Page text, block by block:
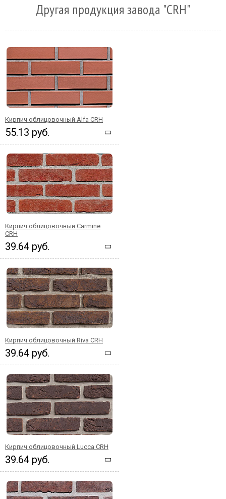
Другая продукция завода "CRH"
Кирпич облицовочный Alfa CRH
55.13 руб.
Кирпич облицовочный Carmine
CRH
39.64 руб.
Кирпич облицовочный Riva CRH
39.64 руб.
Кирпич облицовочный Lucca CRH
39.64 руб.